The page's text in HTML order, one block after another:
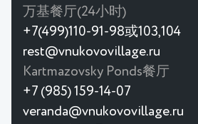
万基餐厅(24小时)
+7(499)110-91-98或103,104
rest@vnukovovillage.ru
Kartmazovsky Ponds餐厅
+7 (985) 159-14-07
veranda@vnukovovillage.ru